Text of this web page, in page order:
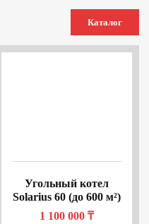
Каталог
Угольный котел
Solarius 60 (до 600 м²)
1 100 000 ₸